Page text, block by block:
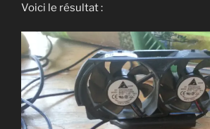
Voici le résultat :